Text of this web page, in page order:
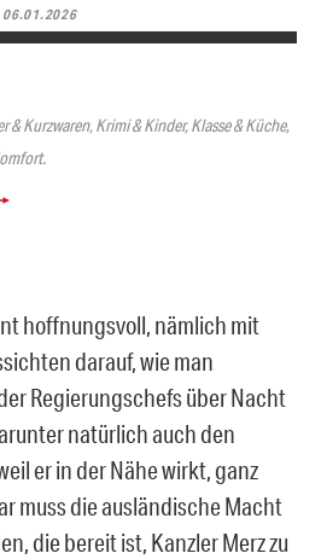
06.01.2026
Kurzwaren, Krimi & Kinder, Klasse & Küche,
hoffnungsvoll, nämlich mit
darauf, wie man
Regierungschefs über Nacht
natürlich auch den
er in der Nähe wirkt, ganz
muss die ausländische Macht
die bereit ist, Kanzler Merz zu